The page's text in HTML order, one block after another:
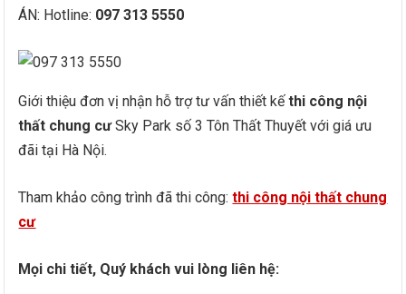
ÁN: Hotline: 097 313 5550
Giới thiệu đơn vị nhận hỗ trợ tư vấn thiết kếthi công nội
thất chung cưSky Park số 3 Tôn Thất Thuyết với giá ưu
đãi tại Hà Nội.
Tham khảo công trình đã thi công:thi công nội thất chung
cư
Mọi chi tiết, Quý khách vui lòng liên hệ: